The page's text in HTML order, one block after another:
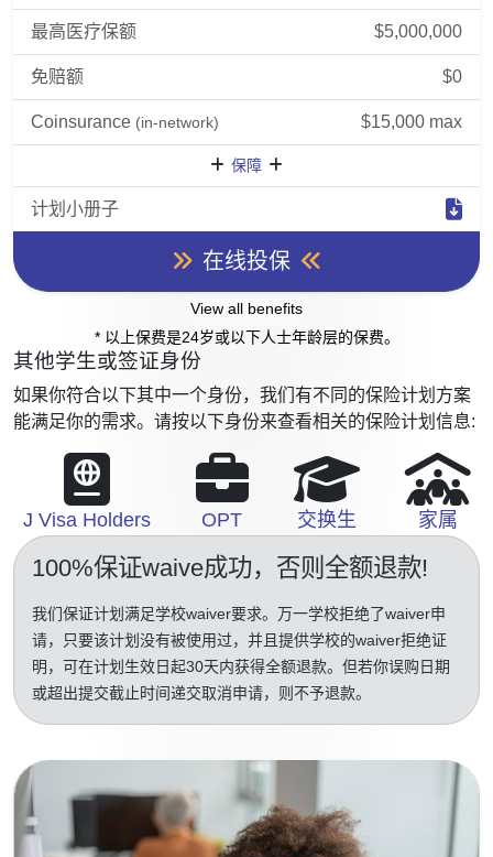
最高医疗保额 $5,000,000
免赔额 $0
Coinsurance (in-network) $15,000 max
保障
计划小册子
在线投保
View all benefits
* 以上保费是24岁或以下人士年龄层的保费。
其他学生或签证身份
如果你符合以下其中一个身份，我们有不同的保险计划方案
能满足你的需求。请按以下身份来查看相关的保险计划信息:
J Visa Holders OPT 交换生 家属
100%保证waive成功，否则全额退款!
我们保证计划满足学校waiver要求。万一学校拒绝了waiver申
请，只要该计划没有被使用过，并且提供学校的waiver拒绝证
明，可在计划生效日起30天内获得全额退款。但若你误购日期
或超出提交截止时间递交取消申请，则不予退款。